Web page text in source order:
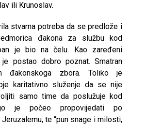
ili Krunoslav.
stvarna potreba da se predlože i
đakona za službu kod
je bio na čelu. Kao zaređeni
postao dobro poznat. Smatran
đakonskoga zbora. Toliko je
karitativno služenje da se nije
samo time da poslužuje kod
je počeo propovijedati po
te “pun snage i milosti,